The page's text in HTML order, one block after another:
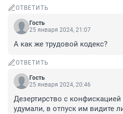
ОТВЕТИТЬ
Гость
25 января 2024, 21:07
А как же трудовой кодекс?
ОТВЕТИТЬ
Гость
25 января 2024, 20:46
Дезертирство с
удумали, в отпуск им видите